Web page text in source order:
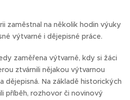
zaměstnal na několik hodin výuky
výtvarné i dějepisné práce.
zaměřena výtvarně, kdy si žáci
ztvárnili nějakou výtvarnou
dějepisná. Na základě historických
příběh, rozhovor či novinový